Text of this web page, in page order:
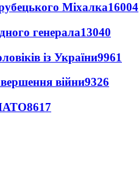
Міхалка16004
генерала13040
із України9961
війни9326
8617